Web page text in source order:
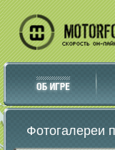
Фотогалереи